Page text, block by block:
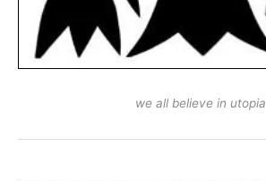
we all believe in utopia